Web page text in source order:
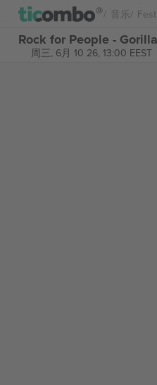
音乐
Rock for People -
周三, 6月 10 26, 13:00 EEST